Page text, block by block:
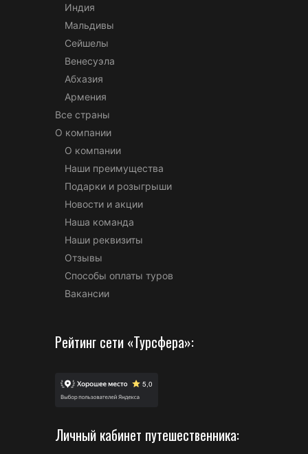
Индия
Мальдивы
Сейшелы
Венесуэла
Абхазия
Армения
Все страны
О компании
О компании
Наши преимущества
Подарки и розыгрыши
Новости и акции
Наша команда
Наши реквизиты
Отзывы
Способы оплаты туров
Вакансии
Рейтинг сети «Турсфера»:
Личный кабинет путешественника: